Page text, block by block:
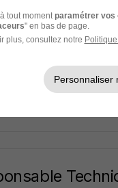
de Projet
Cloud - 92
tout moment paramétrer vos
" en bas de page.
plus, consultez notre
Personnaliser